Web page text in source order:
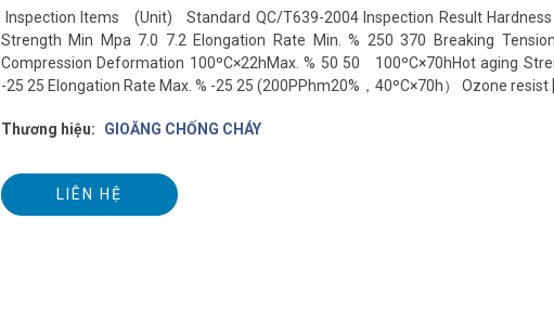
Inspection Items (Unit) Standard QC/T639-2004 Inspection Result
Strength Min Mpa 7.0 7.2 Elongation Rate Min. % 250 370 Breaking
Compression Deformation 100ºC×22hMax. % 50 50 100ºC×70hHot aging
-25 25 Elongation Rate Max. % -25 25 (200PPhm20%，40ºC×70h） Ozone resist
Thương hiệu: GIOĂNG CHỐNG CHÁY
LIÊN HỆ